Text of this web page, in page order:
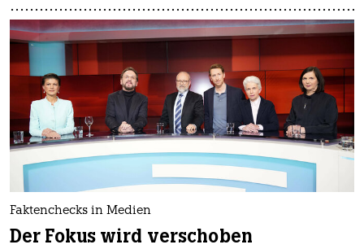
Faktenchecks in Medien
Der Fokus wird verschoben